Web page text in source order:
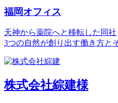
福岡オフィス
天神から薬院へと移転した同社
3つの自然が創り出す働き方と
株式会社綜建様